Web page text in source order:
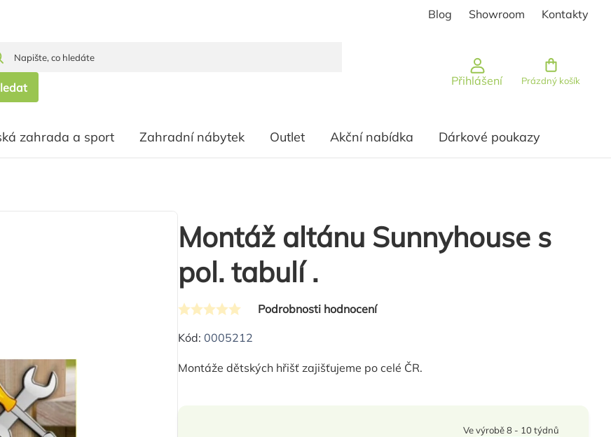
Blog Showroom Kontakty
Přihlášení Nákupní košík
Prázdný košík
zahrada a sport Zahradní nábytek Outlet Akční nabídka Dárkové poukazy
Montáž altánu Sunnyhouse s
pol. tabulí .
Průměrné
hodnocení
je
Podrobnosti hodnocení
Kód: 0005212
Montáže dětských hřišť zajišťujeme po celé ČR.
Ve výrobě 8 - 10 týdnů